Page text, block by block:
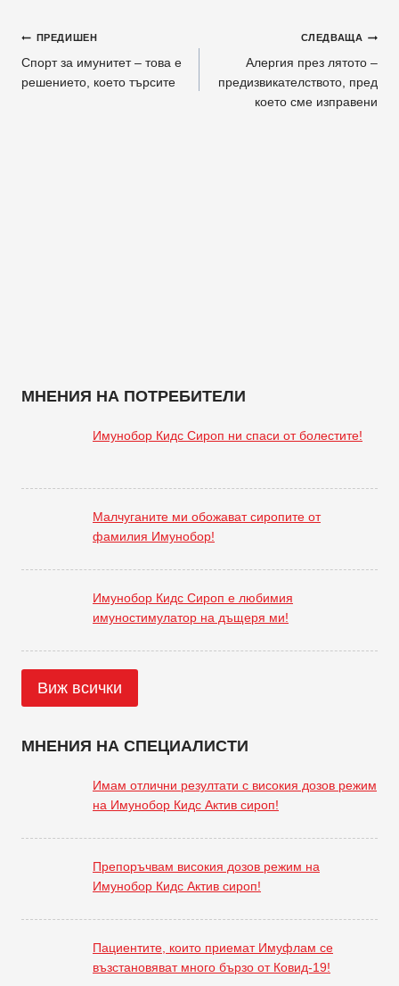
Навигация
ПРЕДИШЕН
Спорт за имунитет – това е
решението, което търсите
СЛЕДВАЩА
Алергия през лятото –
предизвикателството, пред
което сме изправени
МНЕНИЯ НА ПОТРЕБИТЕЛИ
Имунобор Кидс Сироп ни спаси от болестите!
Малчуганите ми обожават сиропите от
фамилия Имунобор!
Имунобор Кидс Сироп е любимия
имуностимулатор на дъщеря ми!
Виж всички
МНЕНИЯ НА СПЕЦИАЛИСТИ
Имам отлични резултати с високия дозов режим
на Имунобор Кидс Актив сироп!
Препоръчвам високия дозов режим на
Имунобор Кидс Актив сироп!
Пациентите, които приемат Имуфлам се
възстановяват много бързо от Ковид-19!